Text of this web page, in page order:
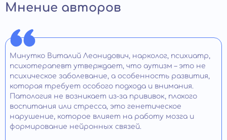
Мнение авторов
Минутко Виталий Леонидович, нарколог, психиатр,
психотерапевт утверждает, что аутизм – это не
психическое заболевание, а особенность развития,
которая требует особого подхода и внимания.
Патология не возникает из-за прививок, плохого
воспитания или стресса, это генетическое
нарушение, которое влияет на работу мозга и
формирование нейронных связей.